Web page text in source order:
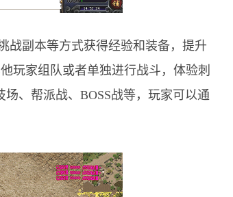
战副本等方式获得经验和装备，提升
玩家组队或者单独进行战斗，体验刺
、帮派战、BOSS战等，玩家可以通